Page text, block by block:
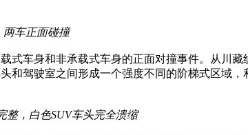
两车正面碰撞
车身和非承载式车身的正面对撞事件。从川
驾驶室之间形成一个强度不同的阶梯式区域
整，白色SUV车头完全溃缩